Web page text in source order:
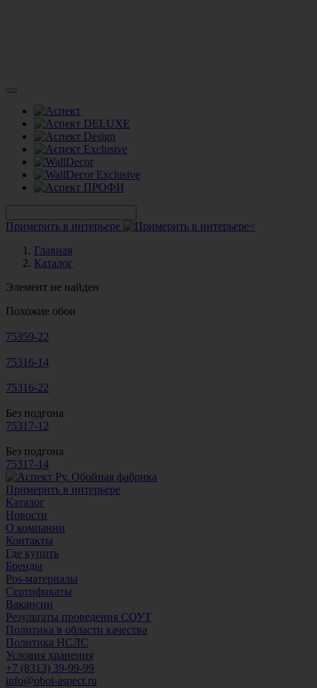
Примерить в интерьере
Главная
Каталог
Элемент не найден
Похожие обои
75359-22
75316-14
75316-22
Без подгона
75317-12
Без подгона
75317-14
Примерить в интерьере
Каталог
Новости
О компании
Контакты
Где купить
Бренды
Pos-материалы
Сертификаты
Вакансии
Результаты проведения СОУТ
Политика в области качества
Политика НСЛС
Условия хранения
+7 (8313) 39-99-99
info@oboi-aspect.ru